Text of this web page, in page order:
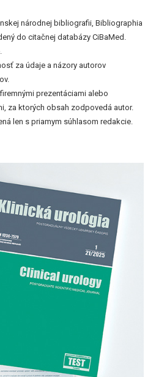
národnej bibliografii, Bibliographia
do citačnej databázy CiBaMed.
za údaje a názory autorov
prezentáciami alebo
za ktorých obsah zodpovedá autor.
len s priamym súhlasom redakcie.